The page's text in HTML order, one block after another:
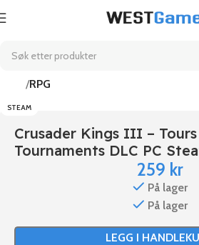
RPG
STEAM
Crusader Kings III –
Tournaments DLC PC
259 kr
På lager
På lager
LEGG I